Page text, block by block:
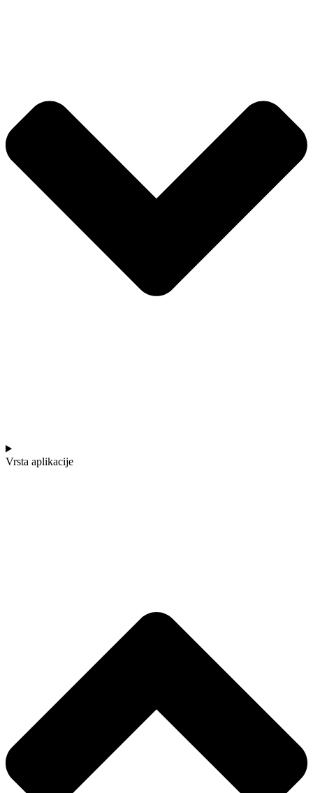
Vrsta aplikacije